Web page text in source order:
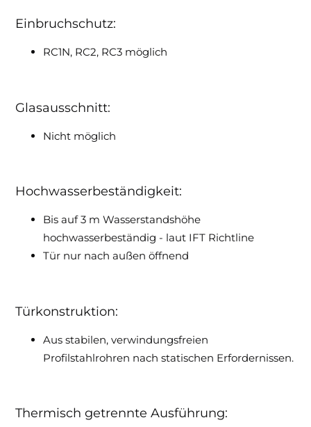
Einbruchschutz:
RC1N, RC2, RC3 möglich
Glasausschnitt:
Nicht möglich
Hochwasserbeständigkeit:
Bis auf 3 m Wasserstandshöhe
hochwasserbeständig - laut IFT Richtline
Tür nur nach außen öffnend
Türkonstruktion:
Aus stabilen, verwindungsfreien
Profilstahlrohren nach statischen Erfordernissen.
Thermisch getrennte Ausführung: